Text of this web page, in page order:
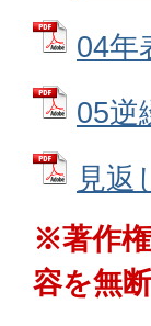
04年
05逆
見返
※著作
容を無